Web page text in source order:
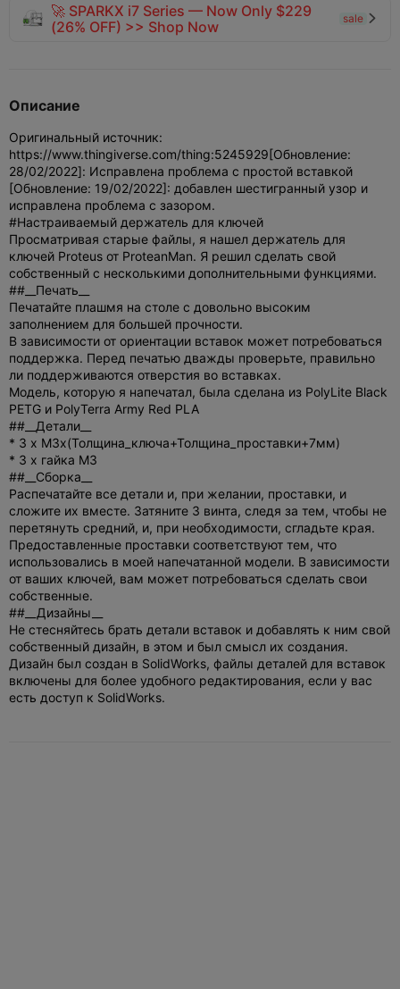
🚀 SPARKX i7 Series — Now Only $229
(26% OFF) >> Shop Now
sale 
Описание
Оригинальный источник:
https://www.thingiverse.com/thing:5245929[Обновление:
28/02/2022]: Исправлена проблема с простой вставкой
[Обновление: 19/02/2022]: добавлен шестигранный узор и
исправлена проблема с зазором.
#Настраиваемый держатель для ключей
Просматривая старые файлы, я нашел держатель для
ключей Proteus от ProteanMan. Я решил сделать свой
собственный с несколькими дополнительными функциями.
##__Печать__
Печатайте плашмя на столе с довольно высоким
заполнением для большей прочности.
В зависимости от ориентации вставок может потребоваться
поддержка. Перед печатью дважды проверьте, правильно
ли поддерживаются отверстия во вставках.
Модель, которую я напечатал, была сделана из PolyLite Black
PETG и PolyTerra Army Red PLA
##__Детали__
* 3 x M3x(Толщина_ключа+Толщина_проставки+7мм)
* 3 x гайка M3
##__Сборка__
Распечатайте все детали и, при желании, проставки, и
сложите их вместе. Затяните 3 винта, следя за тем, чтобы не
перетянуть средний, и, при необходимости, сгладьте края.
Предоставленные проставки соответствуют тем, что
использовались в моей напечатанной модели. В зависимости
от ваших ключей, вам может потребоваться сделать свои
собственные.
##__Дизайны__
Не стесняйтесь брать детали вставок и добавлять к ним свой
собственный дизайн, в этом и был смысл их создания.
Дизайн был создан в SolidWorks, файлы деталей для вставок
включены для более удобного редактирования, если у вас
есть доступ к SolidWorks.